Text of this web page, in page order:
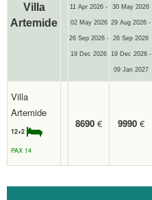
Villa
Artemide
11 Apr 2026 -
02 May 2026
26 Sep 2026 -
19 Dec 2026
30 May 2026
29 Aug 2026 -
26 Sep 2026
19 Dec 2026 -
09 Jan 2027
Villa
Artemide
12+2
PAX 14
8690 € 9990 €